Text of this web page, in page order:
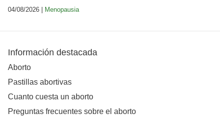
04/08/2026 | Menopausia
Información destacada
Aborto
Pastillas abortivas
Cuanto cuesta un aborto
Preguntas frecuentes sobre el aborto